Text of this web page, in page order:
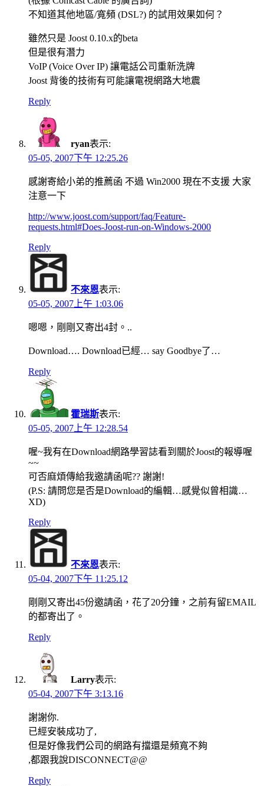
不知道其他地區/寬頻 (DSL?) 的試用效果如何？
雖然只是 Joost 0.10.x的beta
但是很有潛力
VoIP (Voice Over IP) 讓電話公司重新洗牌
Joost 背後的技術有可能讓電視網路大地震
Reply
ryan表示:
05-05, 2007下午 12:25.26
感謝寄給小弟的推薦函 不過 Win2000 現在不支援 大家
注意一下
http://www.joost.com/support/faq/Feature-
requests.html#Does-Joost-run-on-Windows-2000
Reply
不來恩表示:
05-05, 2007上午 1:03.06
嗯嗯，剛剛又寄出4封。..
Download…. Download已經… say Goodbye了…
Reply
霍瑞斯表示:
05-05, 2007上午 12:28.54
喔~我有在Download網路學習誌看到關於Joost的報導喔
~~
可否麻煩傳給我邀請函呢?? 謝謝!
(P.S: 請問您是否是Download的編輯…感覺似曾相識…
XD)
Reply
不來恩表示:
05-04, 2007下午 11:25.12
剛剛又寄出45份邀請函，花了20分鐘，之前有留EMAIL
的都寄出了。
Reply
Larry表示:
05-04, 2007下午 3:13.16
謝謝你.
已經安裝成功了,
但是好像我們公司的網路有擋還是頻寬不夠
,都跟我說DISCONNECT@@
Reply